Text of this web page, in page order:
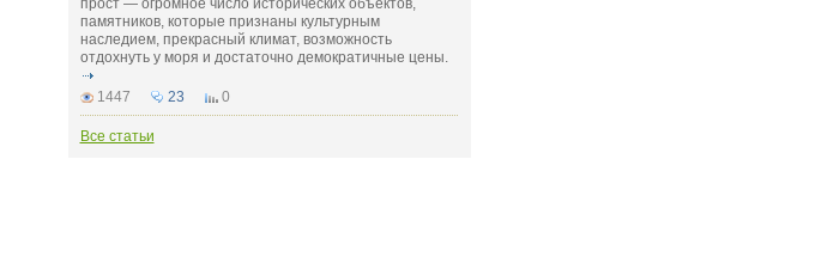
прост — огромное число исторических объектов,
памятников, которые признаны культурным
наследием, прекрасный климат, возможность
отдохнуть у моря и достаточно демократичные цены.
1447 23 0
Все статьи